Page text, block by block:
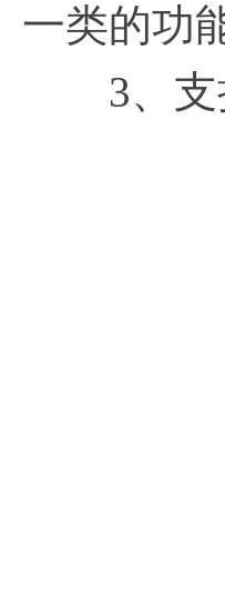
一类的功
3、支持